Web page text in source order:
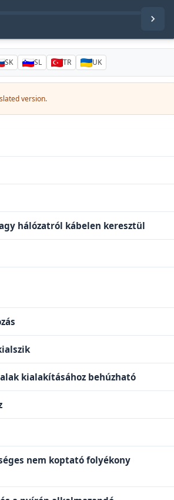
SK SL TR UK
version.
hálózatról kábelen keresztül
kialakításához behúzható
nem koptató folyékony